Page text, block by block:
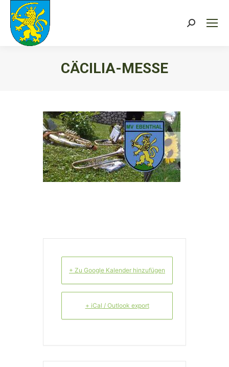
Search:
CÄCILIA-MESSE
+ Zu Google Kalender hinzufügen
+ iCal / Outlook export